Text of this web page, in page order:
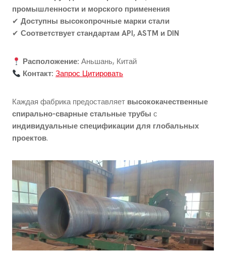
промышленности и морского применения
✔ Доступны высокопрочные марки стали
✔ Соответствует стандартам API, ASTM и DIN
Расположение: Аньшань, Китай
Контакт: Запрос Цитировать
Каждая фабрика предоставляет высококачественные
спирально-сварные стальные трубы с
индивидуальные спецификации для глобальных
проектов.